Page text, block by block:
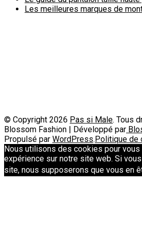
Les meilleures marques de
© Copyright 2026 Pas si Male. Tous
Blossom Fashion | Développé par
Propulsé par WordPress. Politique de
Nous utilisons des cookies pour
expérience sur notre site web. Si
site, nous supposerons que vous en